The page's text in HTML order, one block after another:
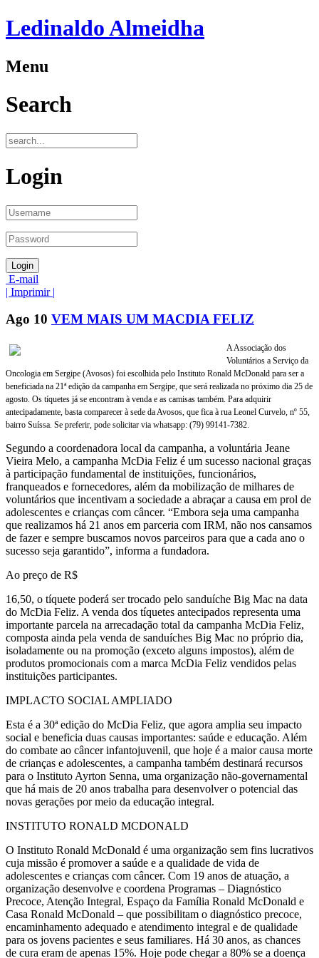
Ledinaldo Almeidha
Menu
Search
Login
E-mail
| Imprimir |
Ago 10 VEM MAIS UM MACDIA FELIZ
A Associação dos
Voluntários a Serviço da
Oncologia em Sergipe (Avosos) foi escolhida pelo Instituto Ronald McDonald para ser a
beneficiada na 21ª edição da campanha em Sergipe, que será realizada no próximo dia 25 de
agosto. Os tíquetes já se encontram à venda e as camisas também. Para adquirir
antecipadamente, basta comparecer à sede da Avosos, que fica à rua Leonel Curvelo, nº 55,
bairro Suíssa. Se preferir, pode solicitar via whatsapp: (79) 99141-7382.
Segundo a coordenadora local da campanha, a voluntária Jeane
Vieira Melo, a campanha McDia Feliz é um sucesso nacional graças
à participação fundamental de instituições, funcionários,
franqueados e fornecedores, além da mobilização de milhares de
voluntários que incentivam a sociedade a abraçar a causa em prol de
adolescentes e crianças com câncer. “Embora seja uma campanha
que realizamos há 21 anos em parceria com IRM, não nos cansamos
de fazer e sempre buscamos novos parceiros para que a cada ano o
sucesso seja garantido”, informa a fundadora.
Ao preço de R$
16,50, o tíquete poderá ser trocado pelo sanduíche Big Mac na data
do McDia Feliz. A venda dos tíquetes antecipados representa uma
importante parcela na arrecadação total da campanha McDia Feliz,
composta ainda pela venda de sanduíches Big Mac no próprio dia,
isoladamente ou na promoção (exceto alguns impostos), além de
produtos promocionais com a marca McDia Feliz vendidos pelas
instituições participantes.
IMPLACTO SOCIAL AMPLIADO
Esta é a 30ª edição do McDia Feliz, que agora amplia seu impacto
social e beneficia duas causas importantes: saúde e educação. Além
do combate ao câncer infantojuvenil, que hoje é a maior causa morte
de crianças e adolescentes, a campanha também destinará recursos
para o Instituto Ayrton Senna, uma organização não-governamental
que há mais de 20 anos trabalha para desenvolver o potencial das
novas gerações por meio da educação integral.
INSTITUTO RONALD MCDONALD
O Instituto Ronald McDonald é uma organização sem fins lucrativos
cuja missão é promover a saúde e a qualidade de vida de
adolescentes e crianças com câncer. Com 19 anos de atuação, a
organização desenvolve e coordena Programas – Diagnóstico
Precoce, Atenção Integral, Espaço da Família Ronald McDonald e
Casa Ronald McDonald – que possibilitam o diagnóstico precoce,
encaminhamento adequado e atendimento integral e de qualidade
para os jovens pacientes e seus familiares. Há 30 anos, as chances
de cura eram de apenas 15%. Hoje pode chegar a 80% se a doença